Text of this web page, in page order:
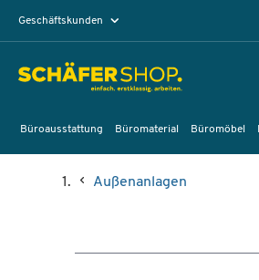
Geschäftskunden
Büroausstattung Büromaterial Büromöbel
Außenanlagen